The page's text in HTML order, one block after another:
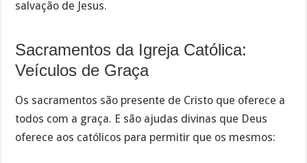
salvação de Jesus.
Sacramentos da Igreja Católica:
Veículos de Graça
Os sacramentos são presente de Cristo que oferece a
todos com a graça. E são ajudas divinas que Deus
oferece aos católicos para permitir que os mesmos: